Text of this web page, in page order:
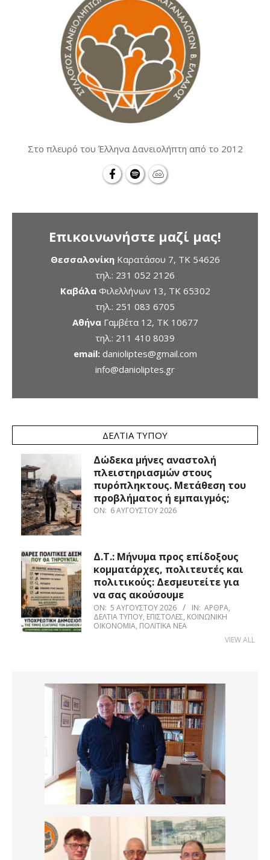
Στο πλευρό του Έλληνα Δανειολήπτη από το 2012
Επικοινωνήστε μαζί μας!
ΘεσσαλονίκηΚαρατάσου 7, TK 54626
τηλ.: 231 052 2126
ΚαβάλαΦιλελλήνων 13, ΤΚ 65302
τηλ.: 251 083 6705
ΑθήναΓαμβέτα 12, ΤΚ 10677
τηλ.: 211 410 8039
email: danioliptes@gmail.com
info@danioliptes.gr
ΔΕΛΤΊΑ ΤΎΠΟΥ
Δώδεκα μήνες αναστολή
πλειστηριασμών στους
πυρόπληκτους. Μετάθεση του
προβλήματος ή εμπαιγμός;
ON: 6 ΑΥΓΟΎΣΤΟΥ 2026
Δ.Τ.: Μήνυμα προς επίδοξους
κομματάρχες, πολιτευτές και
πολιτικούς: Δεσμευτείτε για
να σας ακούσουμε
ON: 5 ΑΥΓΟΎΣΤΟΥ 2026 IN: ΆΡΘΡΑ,
ΔΕΛΤΊΑ ΤΎΠΟΥ, ΕΠΙΣΤΟΛΈΣ, ΚΟΙΝΩΝΙΚΉ
ΟΙΚΟΝΟΜΊΑ, ΠΟΛΙΤΙΚΆ ΝΈΑ
VIEW ALL